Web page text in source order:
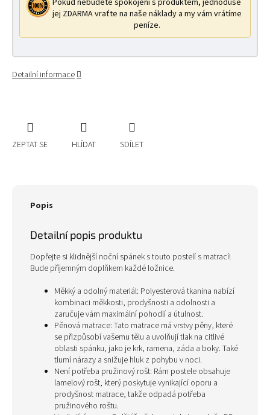
jej ZDARMA vraťte na naše náklady a my vám vrátíme
peníze.
Detailní informace
ZEPTAT SE HLÍDAT SDÍLET
Popis
Detailní popis produktu
Dopřejte si klidnější noční spánek s touto postelí s matrací!
Bude příjemným doplňkem každé ložnice.
Měkký a odolný materiál: Polyesterová tkanina nabízí
kombinaci měkkosti, prodyšnosti a odolnosti a
zaručuje vám maximální pohodlí a útulnost.
Pěnová matrace: Tato matrace má vrstvy pěny, které
se přizpůsobí vašemu tělu a uvolňují tlak na citlivé
oblasti spánku, jako je krk, ramena, záda a boky. Také
tlumí nárazy a snižuje hluk z pohybu v noci.
Není potřeba pružinový rošt: Rám postele obsahuje
lamelový rošt, který poskytuje vynikající oporu a
prodyšnost matrace, takže odpadá potřeba
pružinového roštu.